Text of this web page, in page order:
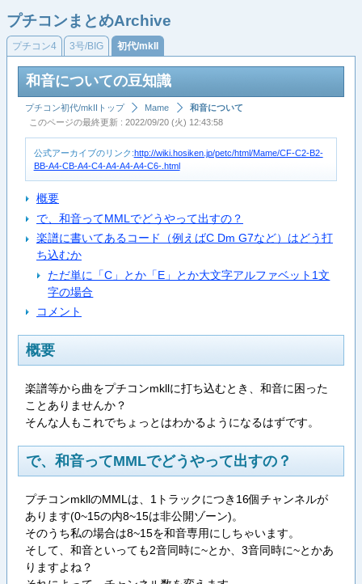
プチコンまとめArchive
プチコン4 3号/BIG 初代/mkII
和音についての豆知識
プチコン初代/mkIIトップ Mame
和音について
このページの最終更新 : 2022/09/20 (火) 12:43:58
公式アーカイブのリンク:http://wiki.hosiken.jp/petc/html/Mame/CF-C2-B2-
BB-A4-CB-A4-C4-A4-A4-A4-C6-.html
概要
で、和音ってMMLでどうやって出すの？
楽譜に書いてあるコード（例えばC Dm G7など）はどう打
ち込むか
ただ単に「C」とか「E」とか大文字アルファベット1文
字の場合
コメント
概要
楽譜等から曲をプチコンmkllに打ち込むとき、和音に困った
ことありませんか？
そんな人もこれでちょっとはわかるようになるはずです。
で、和音ってMMLでどうやって出すの？
プチコンmkllのMMLは、1トラックにつき16個チャンネルが
あります(0~15の内8~15は非公開ゾーン)。
そのうち私の場合は8~15を和音専用にしちゃいます。
そして、和音といっても2音同時に~とか、3音同時に~とかあ
りますよね？